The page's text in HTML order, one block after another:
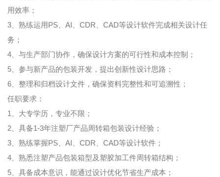
用效率；
3、熟练运用PS、AI、CDR、CAD等设计软件完成相关设计任
务；
4、与生产部门协作，确保设计方案的可行性和成本控制；
5、参与新产品的包装开发，提出创新性设计思路；
6、整理和归档设计文件，确保资料完整性和可追溯性；
任职要求：
1、大专学历，专业不限；
2、具备1-3年注塑厂产品周转箱包装设计经验；
3、熟练掌握PS、AI、CDR、CAD等设计软件；
4、熟悉注塑产品包装箱型及塑胶加工件周转箱结构；
5、具备成本意识，能通过设计优化节省生产成本；